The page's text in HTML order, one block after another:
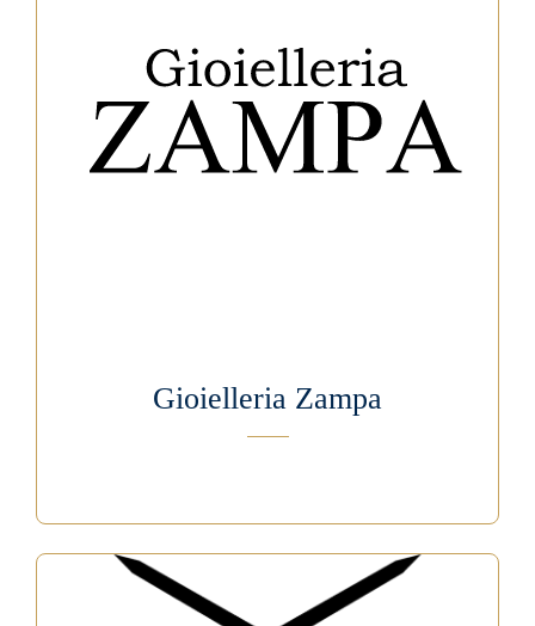
Gioielleria Zampa